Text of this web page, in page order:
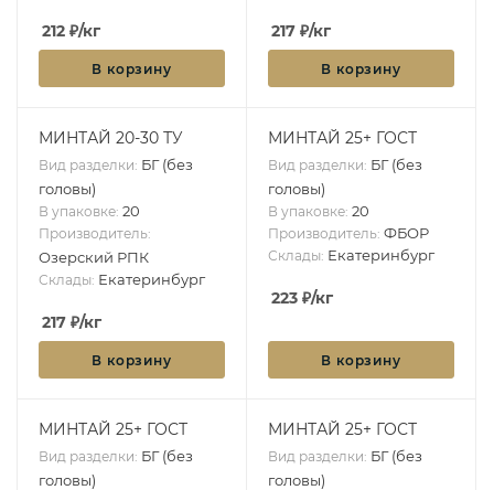
212 ₽/кг
В корзину
217 ₽/кг
В корзину
МИНТАЙ 20-30 ТУ
Вид разделки: БГ (без
головы)
В упаковке: 20
Производитель:
Озерский РПК
Склады: Екатеринбург
217 ₽/кг
В корзину
МИНТАЙ 25+ ГОСТ
Вид разделки: БГ (без
головы)
В упаковке: 20
Производитель: ФБОР
Склады: Екатеринбург
223 ₽/кг
В корзину
МИНТАЙ 25+ ГОСТ
Вид разделки: БГ (без
головы)
МИНТАЙ 25+ ГОСТ
Вид разделки: БГ (без
головы)